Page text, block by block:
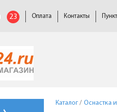
23 Оплата Контакты
Каталог / Оснастка